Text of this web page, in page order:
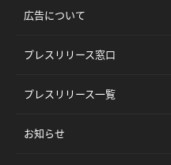
広告について
プレスリリース窓口
プレスリリース一覧
お知らせ